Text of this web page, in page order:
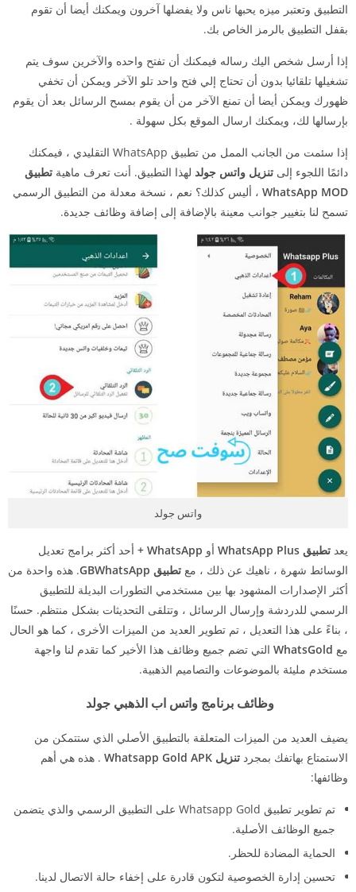
التطبيق وتعتبر ميزه يحبها ناس ولا يفضلها آخرون ويمكنك أيضا أن تقوم
بقفل التطبيق بالرمز الخاص بك.
إذا أرسل شخص اليك رساله فيمكنك أن تفتح واحده والآخرين سوف يتم
تشغيلها تلقائيا بدون أن تحتاج إلي فتح واحد تلو الآخر ويمكن أن تخفي
ظهورك ويمكن أيضا أن تمنع الآخر من أن يقوم بمسح الرسائل بعد أن يقوم
بإرسالها لك، ويمكنك ارسال الموقع بكل سهولة .
إذا سئمت من الجانب الممل من تطبيق WhatsApp التقليدي ، فيمكنك
دائمًا اللجوء إلى تنزيل واتس جولد لهذا التطبيق. أنت تعرف ماهية تطبيق
WhatsApp MOD ، أليس كذلك؟ نعم ، نسخة معدلة من التطبيق الرسمي
تسمح لنا بتغيير جوانب معينة بالإضافة إلى إضافة وظائف جديدة.
واتس جولد
يعد تطبيق WhatsApp Plus أو WhatsApp +
أحد أكثر برامج تعديل
الوسائط شهرة ، ناهيك عن ذلك ، مع تطبيق GBWhatsApp
. هذه واحدة من
أكثر الإصدارات المشهود بها بين مستخدمي التطورات البديلة للتطبيق
الرسمي للدردشة وإرسال الرسائل ، وتتلقى التحديثات بشكل منتظم. حسنًا
، بناءً على هذا التعديل ، تم تطوير العديد من الميزات الأخرى ، كما هو الحال
مع
التي تضم جميع وظائف هذا الأخير كما تقدم لنا واجهة
مستخدم مليئة بالموضوعات والتصاميم الذهبية.
وظائف برنامج واتس اب الذهبي جولد
يضيف العديد من الميزات المتعلقة بالتطبيق الأصلي الذي ستتمكن من
الاستمتاع بهاتفك بمجرد تنزيل Whatsapp Gold APK
. هذه هي أهم
وظائفها:
تم تطوير تطبيق Whatsapp Gold على التطبيق الرسمي والذي يتضمن
جميع الوظائف الأصلية.
الحماية المضادة للحظر.
تحسين إدارة الخصوصية لتكون قادرة على إخفاء حالة الاتصال لدينا.